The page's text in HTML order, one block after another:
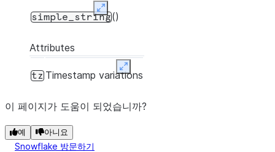
simple_string()
Expand
Attributes
tz Timestamp variations
Expand
이 페이지가 도움이 되었습니까?
예 아니요
Snowflake 방문하기